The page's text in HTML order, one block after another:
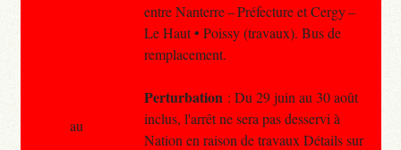
entre Nanterre – Préfecture et Cergy –
Le Haut • Poissy (travaux). Bus de
remplacement.
Perturbation : Du 29 juin au 30 août
inclus, l'arrêt ne sera pas desservi à
Nation en raison de travaux Détails sur
au